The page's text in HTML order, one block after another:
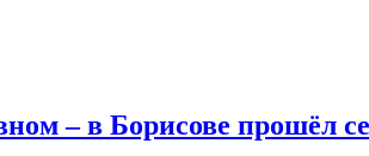
– в Борисове прошёл